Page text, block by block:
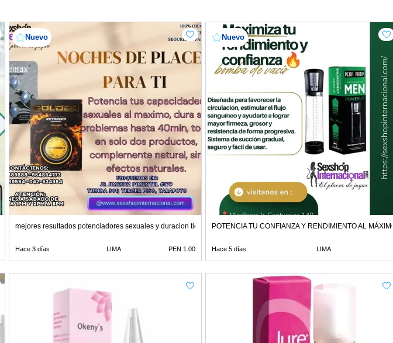
Nuevo
mejores resultados potenciadores sexuales y duracion tiendas
Hace 3 días LIMA PEN 1.00
Nuevo
POTENCIA TU CONFIANZA Y RENDIMIENTO AL
Hace 5 días LIMA